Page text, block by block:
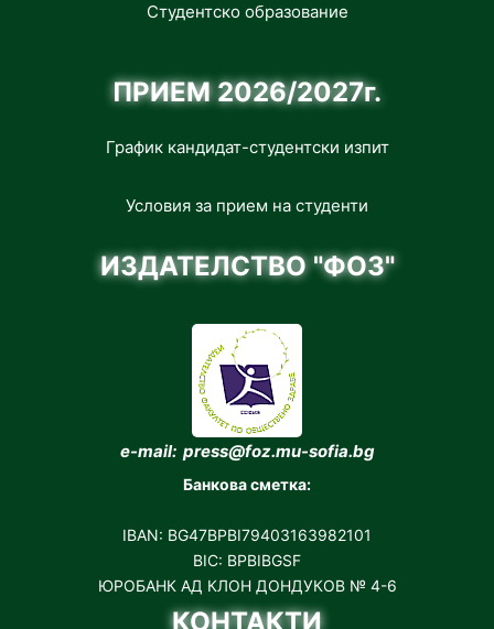
Студентско образование
ПРИЕМ 2026/2027г.
График кандидат-студентски изпит
Условия за прием на студенти
ИЗДАТЕЛСТВО "ФОЗ"
e-mail: press@foz.mu-sofia.bg
Банкова сметка:
IBAN: BG47BPBI79403163982101
BIC: BPBIBGSF
ЮРОБАНК АД КЛОН ДОНДУКОВ № 4-6
КОНТАКТИ